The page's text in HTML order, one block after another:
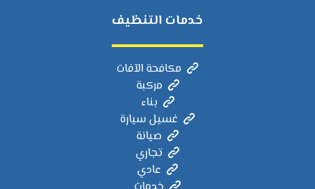
خدمات التنظيف
مكافحة الآفات
مركبة
بناء
غسيل سيارة
صيانة
تجاري
عادي